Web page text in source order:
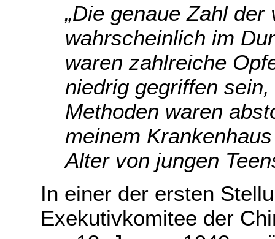
„Die genaue Zahl
wahrscheinlich im
waren zahlreiche
niedrig gegriffen
Methoden waren
meinem
Alter von jungen
In einer der ersten
Exekutivkomitee der